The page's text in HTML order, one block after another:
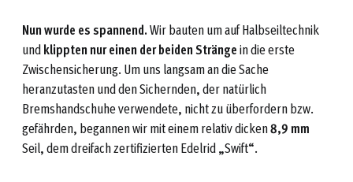
Nun wurde es spannend.Wir bauten um auf Halbseiltechnik
undklippten nur einen der beiden Strängein die erste
Zwischensicherung. Um uns langsam an die Sache
heranzutasten und den Sichernden, der natürlich
Bremshandschuhe verwendete, nicht zu überfordern bzw.
gefährden, begannen wir mit einem relativ dicken8,9 mm
Seil, dem dreifach zertifizierten Edelrid „Swift“.